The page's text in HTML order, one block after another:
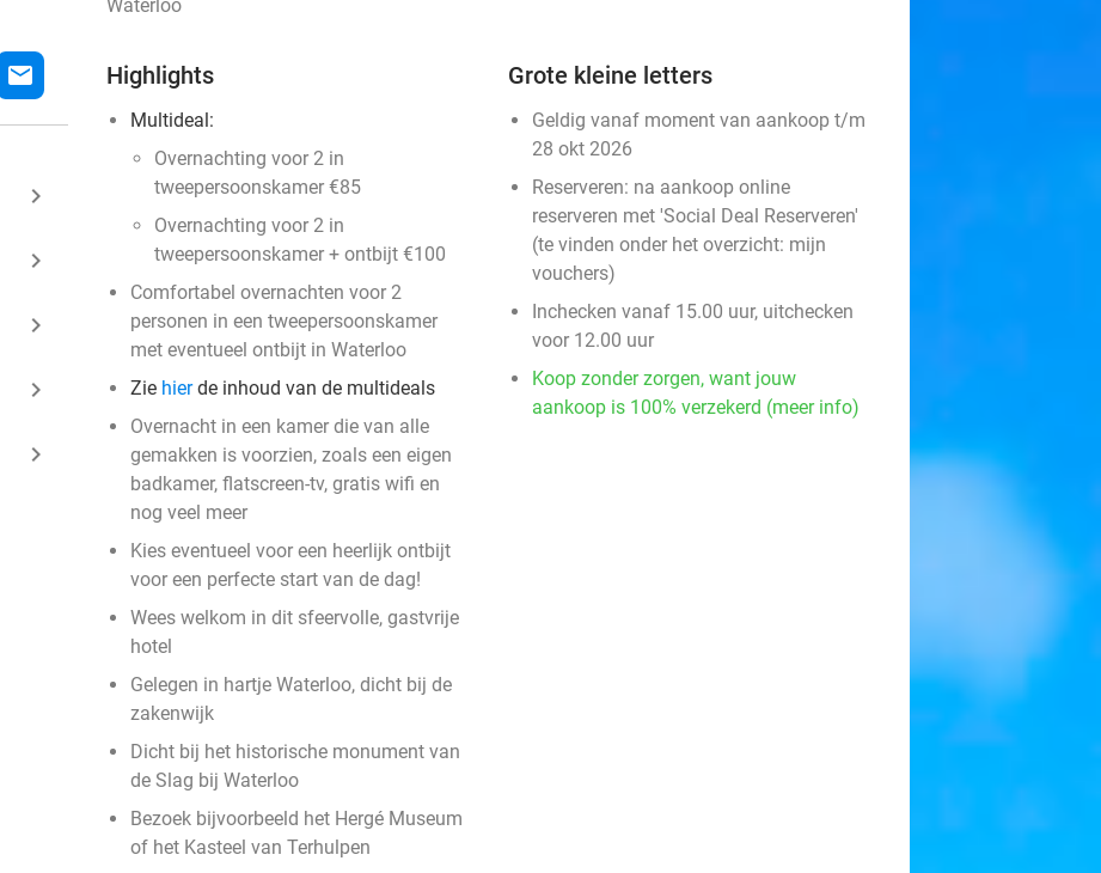
mail
keyboard_arrow_right
keyboard_arrow_right
keyboard_arrow_right
keyboard_arrow_right
keyboard_arrow_right
Waterloo
Highlights
Multideal:
Overnachting voor 2 in
tweepersoonskamer €85
Overnachting voor 2 in
tweepersoonskamer + ontbijt €100
Comfortabel overnachten voor 2
personen in een tweepersoonskamer
met eventueel ontbijt in Waterloo
Zie hierde inhoud van de multideals
Overnacht in een kamer die van alle
gemakken is voorzien, zoals een eigen
badkamer, flatscreen-tv, gratis wifi en
nog veel meer
Kies eventueel voor een heerlijk ontbijt
voor een perfecte start van de dag!
Wees welkom in dit sfeervolle, gastvrije
hotel
Gelegen in hartje Waterloo, dicht bij de
zakenwijk
Dicht bij het historische monument van
de Slag bij Waterloo
Bezoek bijvoorbeeld het Hergé Museum
of het Kasteel van Terhulpen
Grote kleine letters
Geldig vanaf moment van aankoop t/m
28 okt 2026
Reserveren: na aankoop online
reserveren met 'Social Deal Reserveren'
(te vinden onder het overzicht: mijn
vouchers)
Inchecken vanaf 15.00 uur, uitchecken
voor 12.00 uur
Koop zonder zorgen, want jouw
aankoop is 100% verzekerd (meer info)